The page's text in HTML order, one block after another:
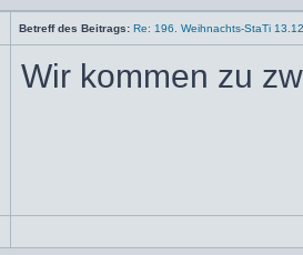
Betreff des Beitrags: Re: 196. Weihnachts-StaTi
Wir kommen zu
Profil